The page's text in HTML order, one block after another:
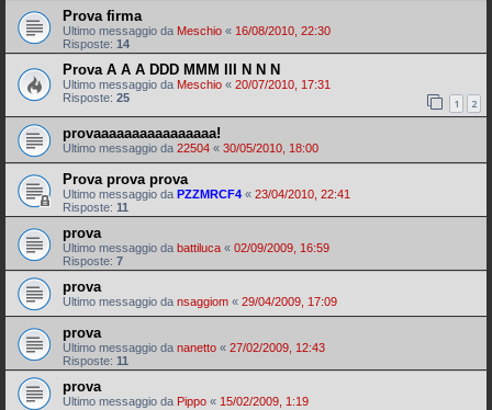
Prova firma
Ultimo messaggio da Meschio « 16/08/2010, 22:30
Risposte: 14
Prova A A A DDD MMM III N N N
Ultimo messaggio da Meschio « 20/07/2010, 17:31
Risposte: 25 1 2
provaaaaaaaaaaaaaaaa!
Ultimo messaggio da 22504 « 30/05/2010, 18:00
Prova prova prova
Ultimo messaggio da PZZMRCF4 « 23/04/2010, 22:41
Risposte: 11
prova
Ultimo messaggio da battiluca « 02/09/2009, 16:59
Risposte: 7
prova
Ultimo messaggio da nsaggiom « 29/04/2009, 17:09
prova
Ultimo messaggio da nanetto « 27/02/2009, 12:43
Risposte: 11
prova
Ultimo messaggio da Pippo « 15/02/2009, 1:19